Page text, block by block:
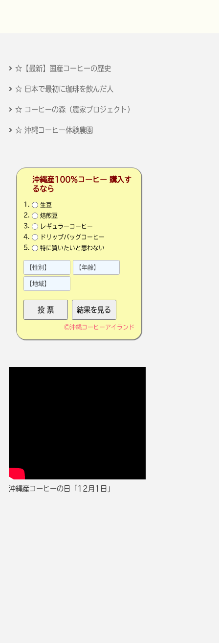
☆【最新】国産コーヒーの歴史
☆ 日本で最初に珈琲を飲んだ人
☆ コーヒーの森（農家プロジェクト）
☆ 沖縄コーヒー体験農園
沖縄産100％コーヒー 購入す
るなら
生豆
焙煎豆
レギュラーコーヒー
ドリップバッグコーヒー
特に買いたいと思わない
©沖縄コーヒーアイランド
沖縄産コーヒーの日「12月1日」